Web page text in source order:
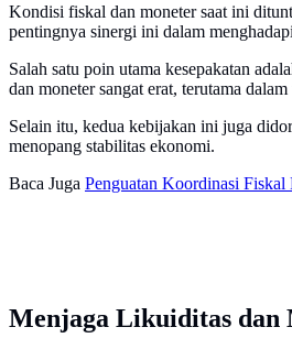
Kondisi fiskal dan moneter saat ini
pentingnya sinergi ini dalam
Salah satu poin utama kesepakatan
dan moneter sangat erat, terutama
Selain itu, kedua kebijakan ini juga
menopang stabilitas ekonomi.
Baca Juga Penguatan Koordinasi
Menjaga Likuiditas dan